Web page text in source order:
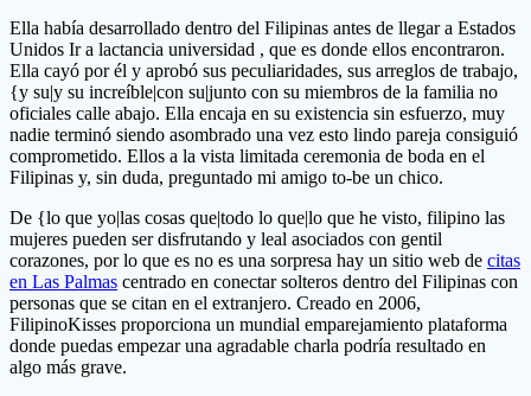
Ella había desarrollado dentro del Filipinas antes de llegar a Estados
Unidos Ir a lactancia universidad , que es donde ellos encontraron.
Ella cayó por él y aprobó sus peculiaridades, sus arreglos de trabajo,
{y su|y su increíble|con su|junto con su miembros de la familia no
oficiales calle abajo. Ella encaja en su existencia sin esfuerzo, muy
nadie terminó siendo asombrado una vez esto lindo pareja consiguió
comprometido. Ellos a la vista limitada ceremonia de boda en el
Filipinas y, sin duda, preguntado mi amigo to-be un chico.
De {lo que yo|las cosas que|todo lo que|lo que he visto, filipino las
mujeres pueden ser disfrutando y leal asociados con gentil
corazones, por lo que es no es una sorpresa hay un sitio web de citas
en Las Palmas centrado en conectar solteros dentro del Filipinas con
personas que se citan en el extranjero. Creado en 2006,
FilipinoKisses proporciona un mundial emparejamiento plataforma
donde puedas empezar una agradable charla podría resultado en
algo más grave.